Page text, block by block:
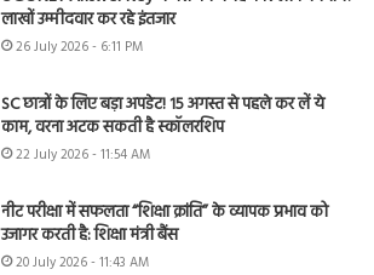
लाखों उम्मीदवार कर रहे इंतजार
26 July 2026 - 6:11 PM
SC छात्रों के लिए बड़ा अपडेट! 15 अगस्त से पहले कर लें ये
काम, वरना अटक सकती है स्कॉलरशिप
22 July 2026 - 11:54 AM
नीट परीक्षा में सफलता “शिक्षा क्रांति” के व्यापक प्रभाव को
उजागर करती है: शिक्षा मंत्री बैंस
20 July 2026 - 11:43 AM